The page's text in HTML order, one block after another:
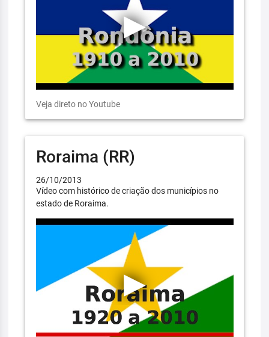
Veja direto no Youtube
Roraima (RR)
26/10/2013
Vídeo com histórico de criação dos municípios no
estado de Roraima.